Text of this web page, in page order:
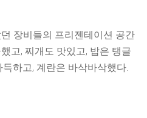
장비들의 프리젠테이션 공간
고, 찌개도 맛있고, 밥은 탱글
하고, 계란은 바삭바삭했다.